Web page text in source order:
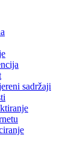
sadržaji